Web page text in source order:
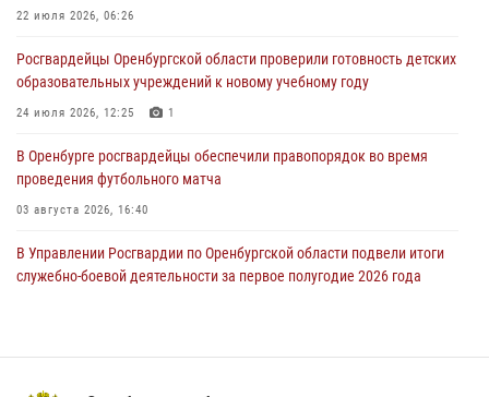
24 июля 2026, 12:25
При силовой поддержке ОМОН «Кобра» Росгвардии в Оренбурге
проведён рейд по строительным объектам
23 июля 2026, 10:47
22 июля 2026, 06:26
Росгвардейцы Оренбургской области проверили готовность детских
образовательных учреждений к новому учебному году
24 июля 2026, 12:25 1
В Оренбурге росгвардейцы обеспечили правопорядок во время
проведения футбольного матча
03 августа 2026, 16:40
В Управлении Росгвардии по Оренбургской области подвели итоги
служебно-боевой деятельности за первое полугодие 2026 года